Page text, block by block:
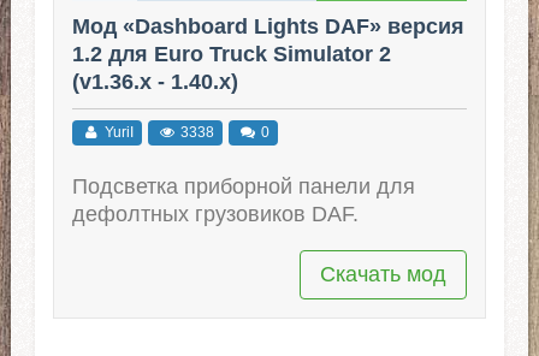
Мод «Dashboard Lights DAF» версия
1.2 для Euro Truck Simulator 2
(v1.36.x - 1.40.x)
YuriI 3338 0
Подсветка приборной панели для
дефолтных грузовиков DAF.
Скачать мод